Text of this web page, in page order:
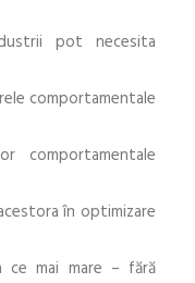
pot necesita
comportamentale
comportamentale
în optimizare
mai mare – fără